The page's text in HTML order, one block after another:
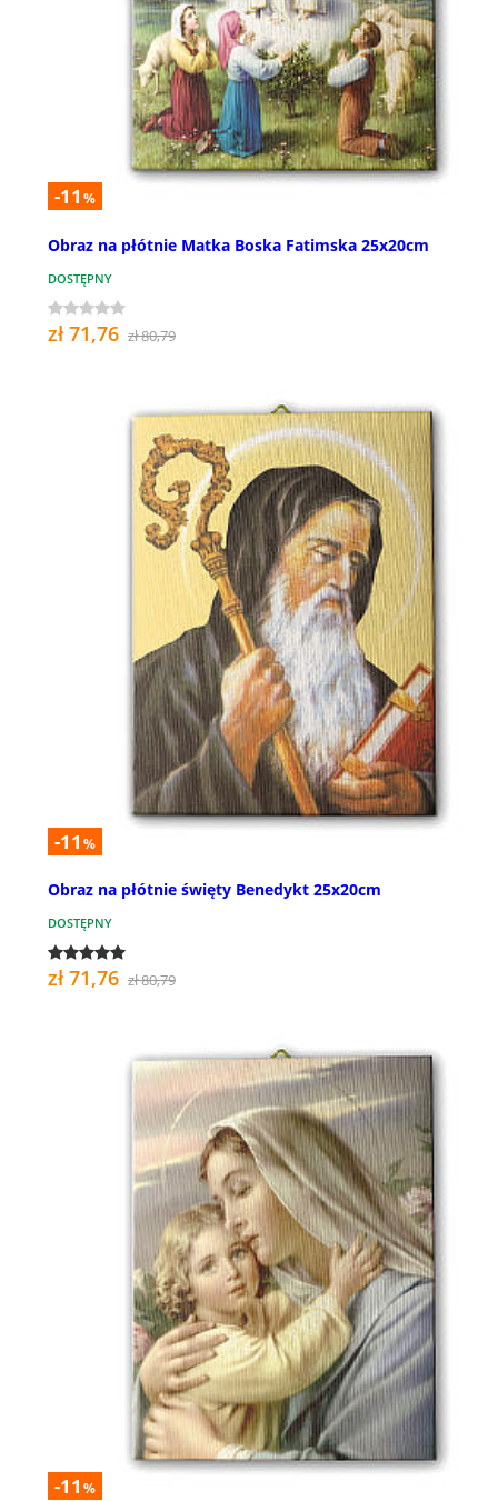
-11 %
Obraz na płótnie Matka Boska Fatimska 25x20cm
DOSTĘPNY
zł 71,76 zł 80,79
-11 %
Obraz na płótnie święty Benedykt 25x20cm
DOSTĘPNY
zł 71,76 zł 80,79
-11 %